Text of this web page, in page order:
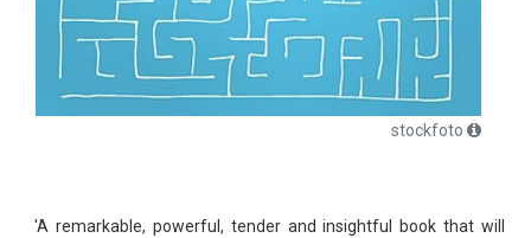
stockfoto
'A remarkable, powerful, tender and insightful book that will